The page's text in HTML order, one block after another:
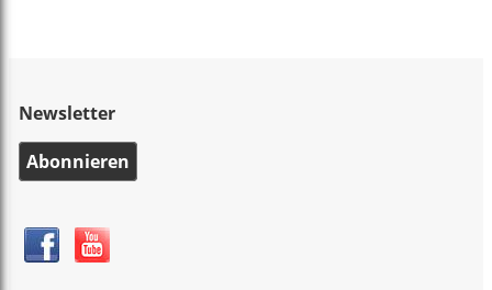
Newsletter
Abonnieren